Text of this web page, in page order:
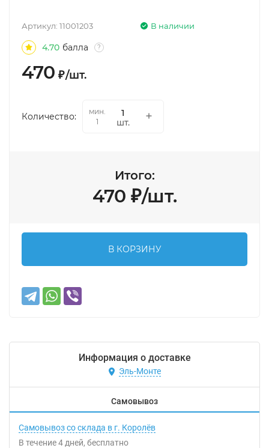
В наличии
Артикул: 11001203
4.70 балла ?
470 ₽/шт.
Количество:
мин.
1
шт.
Итого:
470 ₽/шт.
В КОРЗИНУ
Информация о доставке
Эль-Монте
Самовывоз
Самовывоз со склада в г. Королёв
В течение4 дней Бесплатно